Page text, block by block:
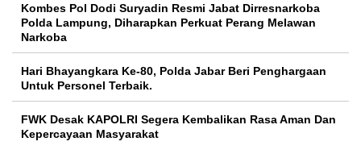
Kombes Pol Dodi Suryadin Resmi Jabat Dirresnarkoba
Polda Lampung, Diharapkan Perkuat Perang Melawan
Narkoba
Hari Bhayangkara Ke-80, Polda Jabar Beri Penghargaan
Untuk Personel Terbaik.
FWK Desak KAPOLRI Segera Kembalikan Rasa Aman Dan
Kepercayaan Masyarakat